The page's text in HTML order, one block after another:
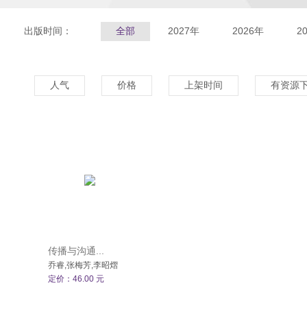
出版时间： 全部 2027年 2026年
人气 价格 上架时间 有资源
传播与沟通...
乔睿,张梅芳,李昭熠
定价：46.00 元